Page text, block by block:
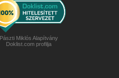
Pászti Miklós Alapítvány
Doklist.com profilja